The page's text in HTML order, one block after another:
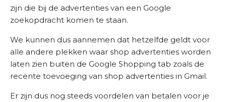
zijn die bij de advertenties van een Google
zoekopdracht komen te staan.
We kunnen dus aannemen dat hetzelfde geldt voor
alle andere plekken waar shop advertenties worden
laten zien buiten de Google Shopping tab zoals de
recente toevoeging van shop advertenties in Gmail.
Er zijn dus nog steeds voordelen van betalen voor je